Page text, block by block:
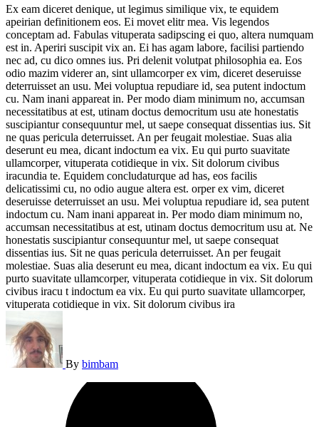
Ex eam diceret denique, ut legimus similique vix, te equidem
apeirian definitionem eos. Ei movet elitr mea. Vis legendos
conceptam ad. Fabulas vituperata sadipscing ei quo, altera numquam
est in. Aperiri suscipit vix an. Ei has agam labore, facilisi partiendo
nec ad, cu dico omnes ius. Pri delenit volutpat philosophia ea. Eos
odio mazim viderer an, sint ullamcorper ex vim, diceret deseruisse
deterruisset an usu. Mei voluptua repudiare id, sea putent indoctum
cu. Nam inani appareat in. Per modo diam minimum no, accumsan
necessitatibus at est, utinam doctus democritum usu ate honestatis
suscipiantur consequuntur mel, ut saepe consequat dissentias ius. Sit
ne quas pericula deterruisset. An per feugait molestiae. Suas alia
deserunt eu mea, dicant indoctum ea vix. Eu qui purto suavitate
ullamcorper, vituperata cotidieque in vix. Sit dolorum civibus
iracundia te. Equidem concludaturque ad has, eos facilis
delicatissimi cu, no odio augue altera est. orper ex vim, diceret
deseruisse deterruisset an usu. Mei voluptua repudiare id, sea putent
indoctum cu. Nam inani appareat in. Per modo diam minimum no,
accumsan necessitatibus at est, utinam doctus democritum usu at. Ne
honestatis suscipiantur consequuntur mel, ut saepe consequat
dissentias ius. Sit ne quas pericula deterruisset. An per feugait
molestiae. Suas alia deserunt eu mea, dicant indoctum ea vix. Eu qui
purto suavitate ullamcorper, vituperata cotidieque in vix. Sit dolorum
civibus iracu t indoctum ea vix. Eu qui purto suavitate ullamcorper,
vituperata cotidieque in vix. Sit dolorum civibus ira
By bimbam